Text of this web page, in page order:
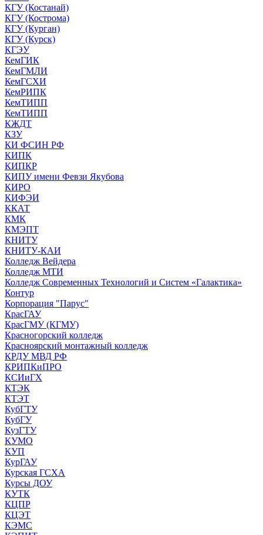
КГУ (Костанай)
КГУ (Кострома)
КГУ (Курган)
КГУ (Курск)
КГЭУ
КемГИК
КемГМЛИ
КемГСХИ
КемРИПК
КемТИПП
КемТИПП
КЖДТ
КЗУ
КИ ФСИН РФ
КИПК
КИПКР
КИПУ имени Февзи Якубова
КИРО
КИФЭИ
ККАТ
КМК
КМЭПТ
КНИТУ
КНИТУ-КАИ
Колледж Вейдера
Колледж МТИ
Колледж Современных Технологий и Систем «Галактика»
Контур
Корпорация "Парус"
КрасГАУ
КрасГМУ (КГМУ)
Красногорский колледж
Красноярский монтажный колледж
КРДУ МВД РФ
КРИПКиПРО
КСИиГХ
КТЭК
КТЭТ
КубГТУ
КубГУ
КузГТУ
КУМО
КУП
КурГАУ
Курская ГСХА
Курсы ДОУ
КУТК
КЦПР
КЦЭТ
КЭМС